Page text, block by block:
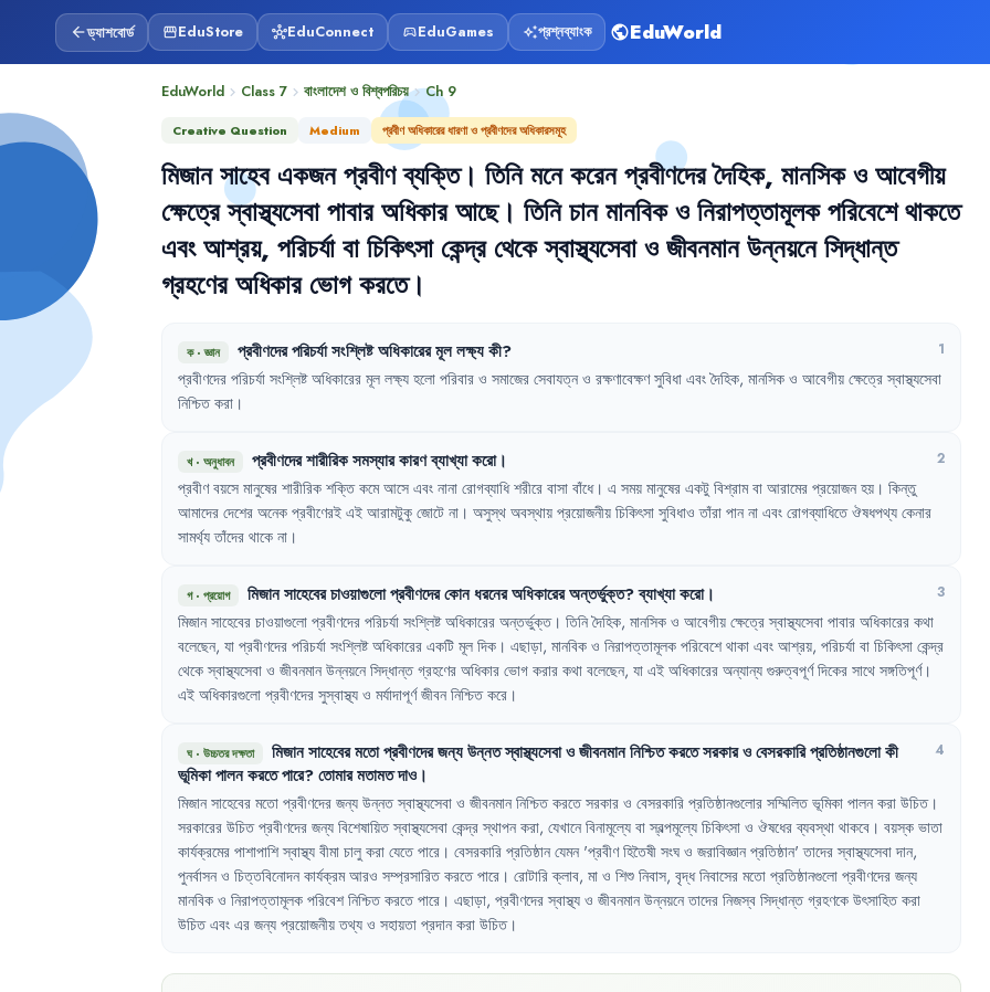
arrow_backড্যাশবোর্ড storefrontEduStore hubEduConnect sports_esportsEduGames auto_awesomeপ্রশ্নব্যাংক publicEduWorld
EduWorld chevron_right Class 7 chevron_right বাংলাদেশ ও বিশ্বপরিচয়chevron_rightCh 9
Creative Question Medium প্রবীণ অধিকারের ধারণা ও প্রবীণদের অধিকারসমূহ
মিজান সাহেব একজন প্রবীণ ব্যক্তি। তিনি মনে করেন প্রবীণদের দৈহিক, মানসিক ও আবেগীয়
ক্ষেত্রে স্বাস্থ্যসেবা পাবার অধিকার আছে। তিনি চান মানবিক ও নিরাপত্তামূলক পরিবেশে থাকতে
এবং আশ্রয়, পরিচর্যা বা চিকিৎসা কেন্দ্র থেকে স্বাস্থ্যসেবা ও জীবনমান উন্নয়নে সিদ্ধান্ত
গ্রহণের অধিকার ভোগ করতে।
ক·জ্ঞান প্রবীণদেরপরিচর্যাসংশ্লিষ্টঅধিকারেরমূললক্ষ্যকী? 1
প্রবীণদের পরিচর্যা সংশ্লিষ্ট অধিকারের মূল লক্ষ্য হলো পরিবার ও সমাজের সেবাযত্ন ও রক্ষণাবেক্ষণ সুবিধা এবং দৈহিক, মানসিক ও আবেগীয় ক্ষেত্রে স্বাস্থ্যসেবা
নিশ্চিত করা ।
খ· অনুধাবন প্রবীণদেরশারীরিকসমস্যারকারণব্যাখ্যাকরো। 2
প্রবীণ বয়সে মানুষের শারীরিক শক্তি কমে আসে এবং নানা রোগব্যাধি শরীরে বাসা বাঁধে। এ সময় মানুষের একটু বিশ্রাম বা আরামের প্রয়োজন হয় । কিন্তু
আমাদের দেশের অনেক প্রবীণেরই এই আরামটুকু জোটে না । অসুস্থ অবস্থায় প্রয়োজনীয় চিকিৎসা সুবিধাও তাঁরা পান না এবং রোগব্যাধিতে ঔষধপথ্য কেনার
সামর্থ্য তাঁদের থাকে না ।
গ· প্রয়োগ মিজানসাহেবেরচাওয়াগুলোপ্রবীণদেরকোনধরনেরঅধিকারেরঅন্তর্ভুক্ত?ব্যাখ্যাকরো। 3
মিজান সাহেবের চাওয়াগুলো প্রবীণদের পরিচর্যা সংশ্লিষ্ট অধিকারের অন্তর্ভুক্ত। তিনি দৈহিক, মানসিক ও আবেগীয় ক্ষেত্রে স্বাস্থ্যসেবা পাবার অধিকারের কথা
বলেছেন, যা প্রবীণদের পরিচর্যা সংশ্লিষ্ট অধিকারের একটি মূল দিক । এছাড়া, মানবিক ও নিরাপত্তামূলক পরিবেশে থাকা এবং আশ্রয়, পরিচর্যা বা চিকিৎসা কেন্দ্র
থেকে স্বাস্থ্যসেবা ও জীবনমান উন্নয়নে সিদ্ধান্ত গ্রহণের অধিকার ভোগ করার কথা বলেছেন, যা এই অধিকারের অন্যান্য গুরুত্বপূর্ণ দিকের সাথে সঙ্গতিপূর্ণ।
এই অধিকারগুলো প্রবীণদের সুস্বাস্থ্য ও মর্যাদাপূর্ণ জীবন নিশ্চিত করে ।
ঘ· উচ্চতর দক্ষতা মিজানসাহেবেরমতোপ্রবীণদেরজন্যউন্নতস্বাস্থ্যসেবাওজীবনমাননিশ্চিতকরতেসরকারওবেসরকারিপ্রতিষ্ঠানগুলোকী
ভূমিকাপালনকরতেপারে?তোমারমতামতদাও।
4
মিজান সাহেবের মতো প্রবীণদের জন্য উন্নত স্বাস্থ্যসেবা ও জীবনমান নিশ্চিত করতে সরকার ও বেসরকারি প্রতিষ্ঠানগুলোর সম্মিলিত ভূমিকা পালন করা উচিত।
সরকারের উচিত প্রবীণদের জন্য বিশেষায়িত স্বাস্থ্যসেবা কেন্দ্র স্থাপন করা, যেখানে বিনামূল্যে বা স্বল্পমূল্যে চিকিৎসা ও ঔষধের ব্যবস্থা থাকবে । বয়স্ক ভাতা
কার্যক্রমের পাশাপাশি স্বাস্থ্য বীমা চালু করা যেতে পারে । বেসরকারি প্রতিষ্ঠান যেমন 'প্রবীণ হিতৈষী সংঘ ও জরাবিজ্ঞান প্রতিষ্ঠান' তাদের স্বাস্থ্যসেবা দান,
পুনর্বাসন ও চিত্তবিনোদন কার্যক্রম আরও সম্প্রসারিত করতে পারে । রোটারি ক্লাব, মা ও শিশু নিবাস, বৃদ্ধ নিবাসের মতো প্রতিষ্ঠানগুলো প্রবীণদের জন্য
মানবিক ও নিরাপত্তামূলক পরিবেশ নিশ্চিত করতে পারে । এছাড়া, প্রবীণদের স্বাস্থ্য ও জীবনমান উন্নয়নে তাদের নিজস্ব সিদ্ধান্ত গ্রহণকে উৎসাহিত করা
উচিত এবং এর জন্য প্রয়োজনীয় তথ্য ও সহায়তা প্রদান করা উচিত।